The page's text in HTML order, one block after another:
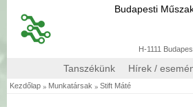
Budapesti
H-1111
Tanszékünk Hírek /
Kezdőlap » Munkatársak » Stift Máté